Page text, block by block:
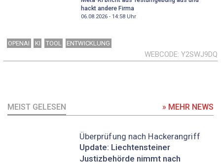
hackt andere Firma
06.08.2026 - 14:58Uhr
OPENAI KI TOOL ENTWICKLUNG
WEBCODE Y2SWJ9DQ
MEIST GELESEN » MEHR NEWS
Überprüfung nach Hackerangriff
Update: Liechtensteiner
Justizbehörde nimmt nach